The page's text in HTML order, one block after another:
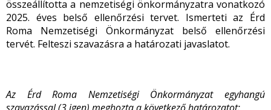
összeállította a nemzetiségi önkormányzatra vonatkozó
2025. éves belső ellenőrzési tervet. Ismerteti az Érd
Roma Nemzetiségi Önkormányzat belső ellenőrzési
tervét. Felteszi szavazásra a határozati javaslatot.
Az Érd Roma Nemzetiségi Önkormányzat egyhangú